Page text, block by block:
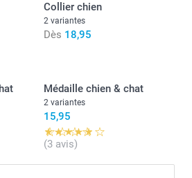
Collier chien
2 variantes
Dès 18,95
Médaille chien & chat
2 variantes
15,95
(3 avis)